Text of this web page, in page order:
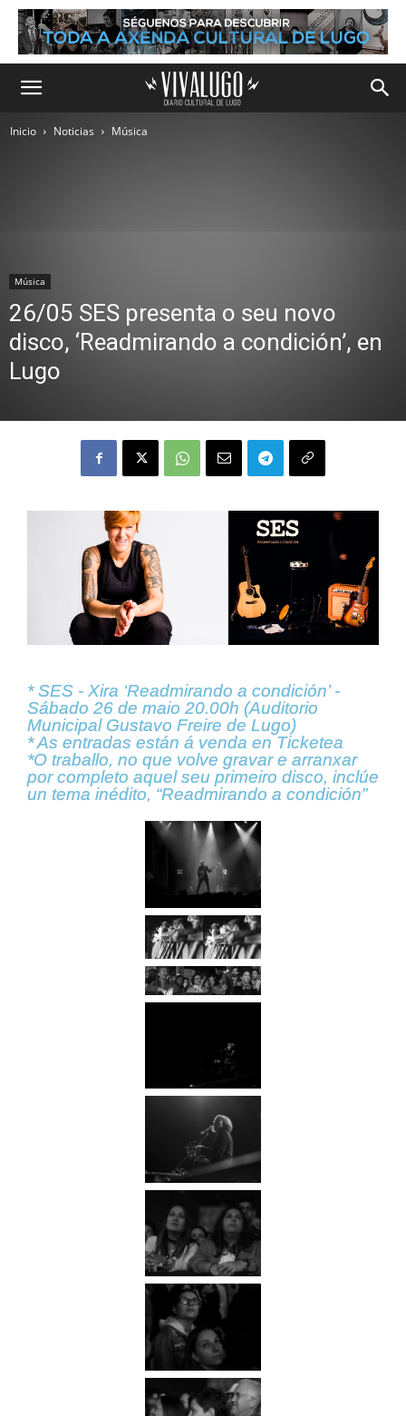
Inicio Noticias Música
Música
26/05 SES presenta o seu novo
disco, ‘Readmirando a condición’, en
Lugo
* SES - Xira ‘Readmirando a condición’ -
Sábado 26 de maio 20.00h (Auditorio
Municipal Gustavo Freire de Lugo)
* As entradas están á venda en Ticketea
*O traballo, no que volve gravar e arranxar
por completo aquel seu primeiro disco, inclúe
un tema inédito, “Readmirando a condición”